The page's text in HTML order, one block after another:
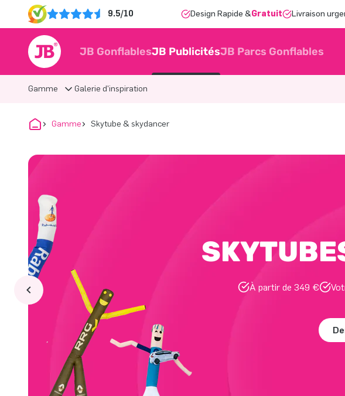
9.5/10 Design Rapide &Gratuit Livraison
JB GonflablesJB PublicitésJB Parcs Gonflables
Gamme Galerie d'inspiration
Gamme Skytube & skydancer
À partir de 349 €